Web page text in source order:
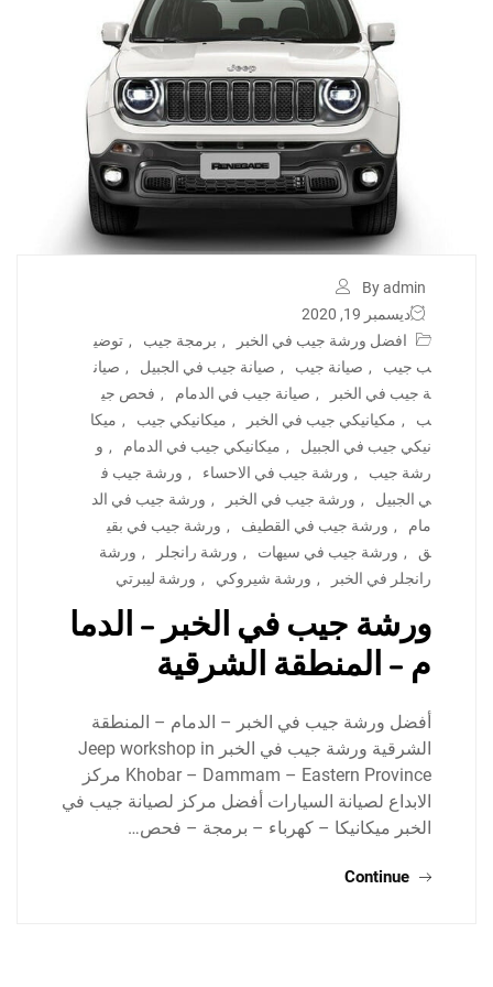
By admin
ديسمبر 19, 2020
افضل ورشة جيب في الخبر
, برمجة جيب , توضي
ب جيب
, صيانة جيب , صيانة جيب في الجبيل , صيان
ة جيب في الخبر
, صيانة جيب في الدمام , فحص جي
ب
, مكيانيكي جيب في الخبر , ميكانيكي جيب , ميكا
نيكي جيب في الجبيل
, ميكانيكي جيب في الدمام , و
رشة جيب
, ورشة جيب في الاحساء , ورشة جيب ف
ي الجبيل
, ورشة جيب في الخبر , ورشة جيب في الد
مام
, ورشة جيب في القطيف , ورشة جيب في بقي
ق
, ورشة جيب في سيهات , ورشة رانجلر , ورشة
رانجلر في الخبر
, ورشة شيروكي , ورشة ليبرتي
ورشة جيب في الخبر – الدما
م – المنطقة الشرقية
أفضل ورشة جيب في الخبر – الدمام – المنطقة
الشرقية ورشة جيب في الخبر Jeep workshop in
Khobar – Dammam – Eastern Province مركز
الابداع لصيانة السيارات أفضل مركز لصيانة جيب في
الخبر ميكانيكا – كهرباء – برمجة – فحص…
Continue